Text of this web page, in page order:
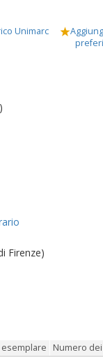
Unimarc
Firenze)
Numero